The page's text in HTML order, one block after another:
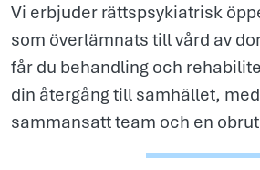
Vi erbjuder rättspsykiatrisk
som överlämnats till vård av
får du behandling och
din återgång till samhället,
sammansatt team och en